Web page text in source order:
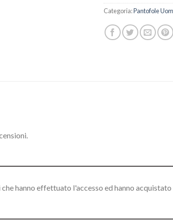
Categoria:Pantofole
hanno effettuato l'accesso ed hanno